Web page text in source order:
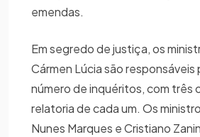
emendas.
Em segredo de justiça, os
Cármen Lúcia são responsáveis
número de inquéritos, com três
relatoria de cada um. Os
Nunes Marques e Cristiano